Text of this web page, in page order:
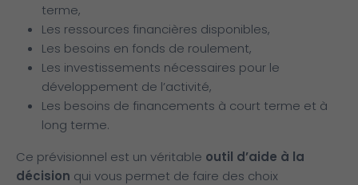
terme,
Les ressources financières disponibles,
Les besoins en fonds de roulement,
Les investissements nécessaires pour le
développement de l’activité,
Les besoins de financements à court terme et à
long terme.
Ce prévisionnel est un véritable outil d’aide à la
décision qui vous permet de faire des choix